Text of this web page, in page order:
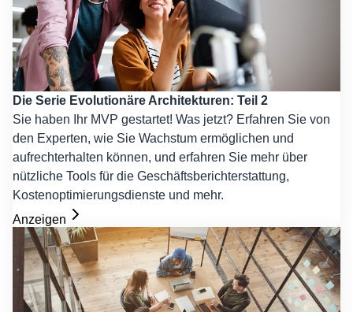
Die Serie Evolutionäre Architekturen: Teil 2
Sie haben Ihr MVP gestartet! Was jetzt? Erfahren Sie von
den Experten, wie Sie Wachstum ermöglichen und
aufrechterhalten können, und erfahren Sie mehr über
nützliche Tools für die Geschäftsberichterstattung,
Kostenoptimierungsdienste und mehr.
Anzeigen